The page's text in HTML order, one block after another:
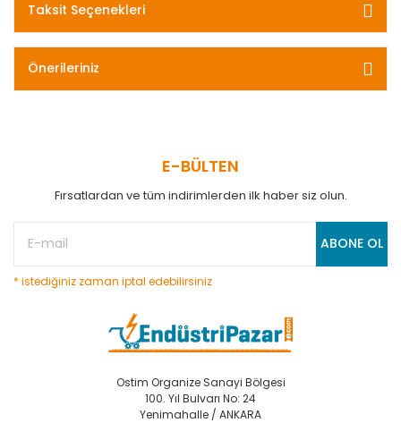
Taksit Seçenekleri
Önerileriniz
E-BÜLTEN
Fırsatlardan ve tüm indirimlerden ilk haber siz olun.
ABONE OL
* istediğiniz zaman iptal edebilirsiniz
Ostim Organize Sanayi Bölgesi
100. Yıl Bulvarı No: 24
Yenimahalle / ANKARA